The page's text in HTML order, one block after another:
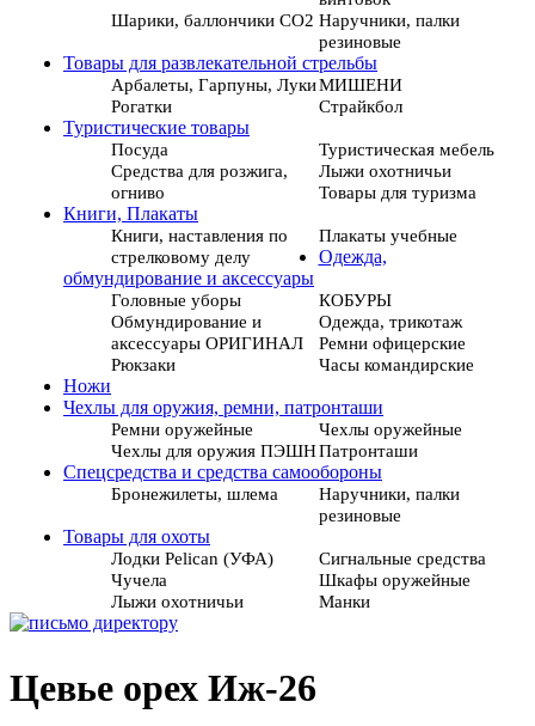
Шарики, баллончики СО2 Наручники, палки
резиновые
Товары для развлекательной стрельбы
Арбалеты, Гарпуны, ЛукиМИШЕНИ
Рогатки
Страйкбол
Туристические товары
Посуда
Туристическая мебель
Средства для розжига,
огниво
Лыжи охотничьи
Товары для туризма
Книги, Плакаты
Книги, наставления по
стрелковому делу
Плакаты учебные
Одежда,
обмундирование и аксессуары
Головные уборы
КОБУРЫ
Обмундирование и
аксессуары ОРИГИНАЛ
Одежда, трикотаж
Ремни офицерские
Рюкзаки
Часы командирские
Ножи
Чехлы для оружия, ремни, патронташи
Ремни оружейные
Чехлы оружейные
Чехлы для оружия ПЭШНПатронташи
Спецсредства и средства самообороны
Бронежилеты, шлема
Наручники, палки
резиновые
Товары для охоты
Лодки Pelican (УФА)
Сигнальные средства
Чучела
Шкафы оружейные
Лыжи охотничьи
Манки
Цевье орех Иж-26